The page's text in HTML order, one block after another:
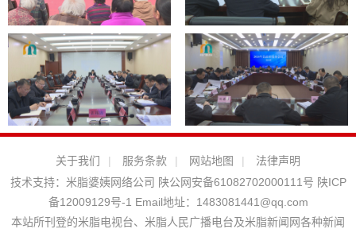
关于我们 | 服务条款 | 网站地图 |
法律声明
技术支持： 米脂婆姨网络公司 陕公网安备61082702000111号 陕ICP
备12009129号-1 Email地址： 1483081441@qq.com
本站所刊登的米脂电视台、米脂人民广播电台及米脂新闻网各种新闻